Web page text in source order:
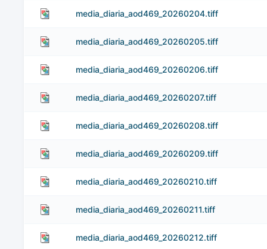
media_diaria_aod469_20260204.tiff
media_diaria_aod469_20260205.tiff
media_diaria_aod469_20260206.tiff
media_diaria_aod469_20260207.tiff
media_diaria_aod469_20260208.tiff
media_diaria_aod469_20260209.tiff
media_diaria_aod469_20260210.tiff
media_diaria_aod469_20260211.tiff
media_diaria_aod469_20260212.tiff